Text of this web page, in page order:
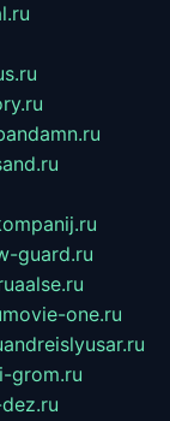
guard.ru
aalse.ru
movie-one.ru
andreislyusar.ru
grom.ru